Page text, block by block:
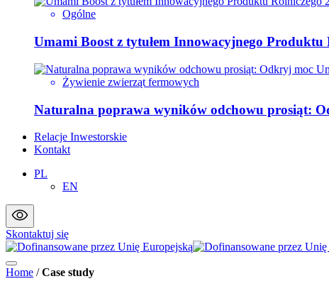
Ogólne
Umami Boost z tytułem Innowacyjnego Produktu
Żywienie zwierząt fermowych
Naturalna poprawa wyników odchowu prosiąt:
Relacje Inwestorskie
Kontakt
PL
EN
Skontaktuj się
Home / Case study